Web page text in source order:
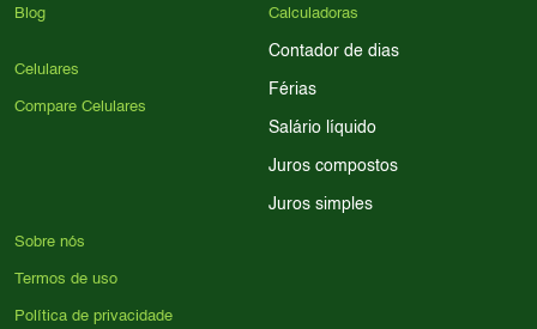
Blog
Celulares
Compare Celulares
Calculadoras
Contador de dias
Férias
Salário líquido
Juros compostos
Juros simples
Sobre nós
Termos de uso
Política de privacidade